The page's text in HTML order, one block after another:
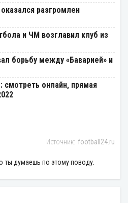
разгромлен
и ЧМ возглавил клуб из
борьбу между «Баварией» и
онлайн, прямая
football24.ru
ты думаешь по этому поводу.